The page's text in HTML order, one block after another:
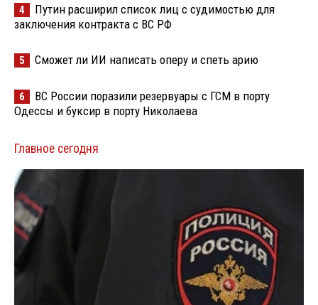
4
Путин расширил список лиц с судимостью для
заключения контракта с ВС РФ
5 Сможет ли ИИ написать оперу и спеть арию
6
ВС России поразили резервуары с ГСМ в порту
Одессы и буксир в порту Николаева
Главное сегодня